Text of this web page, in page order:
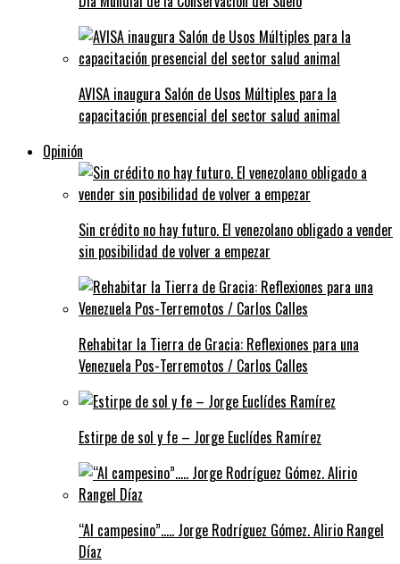
AVISA inaugura Salón de Usos Múltiples para la
capacitación presencial del sector salud animal
Opinión
Sin crédito no hay futuro. El venezolano obligado a vender
sin posibilidad de volver a empezar
Rehabitar la Tierra de Gracia: Reflexiones para una
Venezuela Pos-Terremotos / Carlos Calles
Estirpe de sol y fe – Jorge Euclídes Ramírez
“Al campesino”….. Jorge Rodríguez Gómez. Alirio Rangel
Díaz